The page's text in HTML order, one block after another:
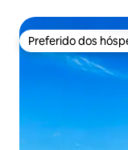
Preferido dos
Preferido dos